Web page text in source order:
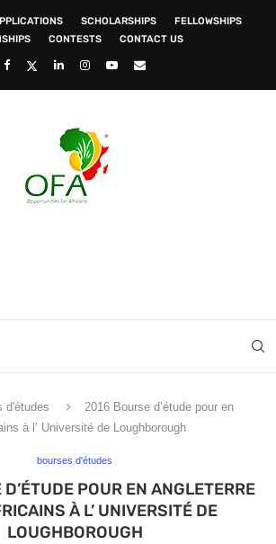
SCHOLARSHIPS
FELLOWSHIPS
CONTESTS CONTACT US
d'études
2016 Bourse d’étude pour en
à l’ Université de Loughborough
bourses d'études
POUR EN ANGLETERRE
À L’ UNIVERSITÉ DE
LOUGHBOROUGH